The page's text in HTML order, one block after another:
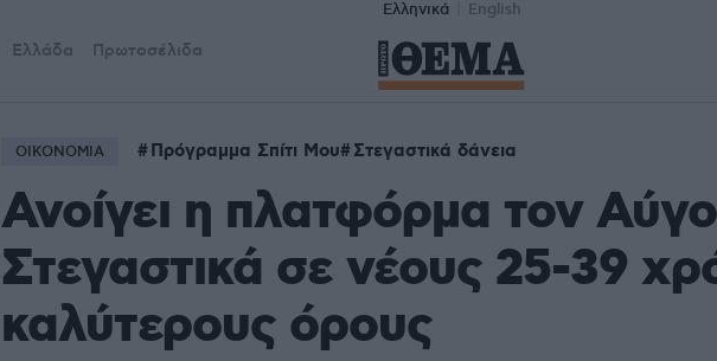
Ελληνικά English
Ελλάδα Πρωτοσέλιδα
ΟΙΚΟΝΟΜΙΑ Πρόγραμμα Σπίτι Μου Στεγαστικά δάνεια
Ανοίγει η πλατφόρμα τον
Στεγαστικά σε νέους 25-39
καλύτερους όρους